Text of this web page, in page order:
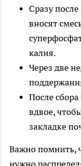
Сразу
вносят
калия.
Через две
После
вдвое,
закладке
Важно помнить,